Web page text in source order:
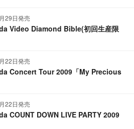
29日発売
Video Diamond Bible(初回生産限
22日発売
Concert Tour 2009「My Precious
22日発売
COUNT DOWN LIVE PARTY 2009